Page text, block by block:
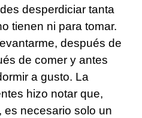
desperdiciar tanta
tienen ni para tomar.
después de
de comer y antes
a gusto. La
hizo notar que,
es necesario solo un